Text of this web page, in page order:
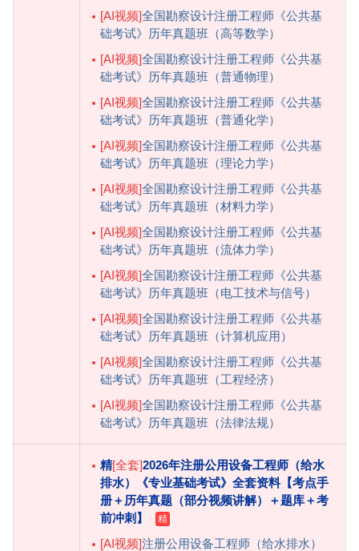
[AI视频]全国勘察设计注册工程师《公共基
础考试》历年真题班（高等数学）
[AI视频]全国勘察设计注册工程师《公共基
础考试》历年真题班（普通物理）
[AI视频]全国勘察设计注册工程师《公共基
础考试》历年真题班（普通化学）
[AI视频]全国勘察设计注册工程师《公共基
础考试》历年真题班（理论力学）
[AI视频]全国勘察设计注册工程师《公共基
础考试》历年真题班（材料力学）
[AI视频]全国勘察设计注册工程师《公共基
础考试》历年真题班（流体力学）
[AI视频]全国勘察设计注册工程师《公共基
础考试》历年真题班（电工技术与信号）
[AI视频]全国勘察设计注册工程师《公共基
础考试》历年真题班（计算机应用）
[AI视频]全国勘察设计注册工程师《公共基
础考试》历年真题班（工程经济）
[AI视频]全国勘察设计注册工程师《公共基
础考试》历年真题班（法律法规）
精[全套]2026年注册公用设备工程师（给水
排水）《专业基础考试》全套资料【考点手
册＋历年真题（部分视频讲解）＋题库＋考
前冲刺】
[AI视频]注册公用设备工程师（给水排水）